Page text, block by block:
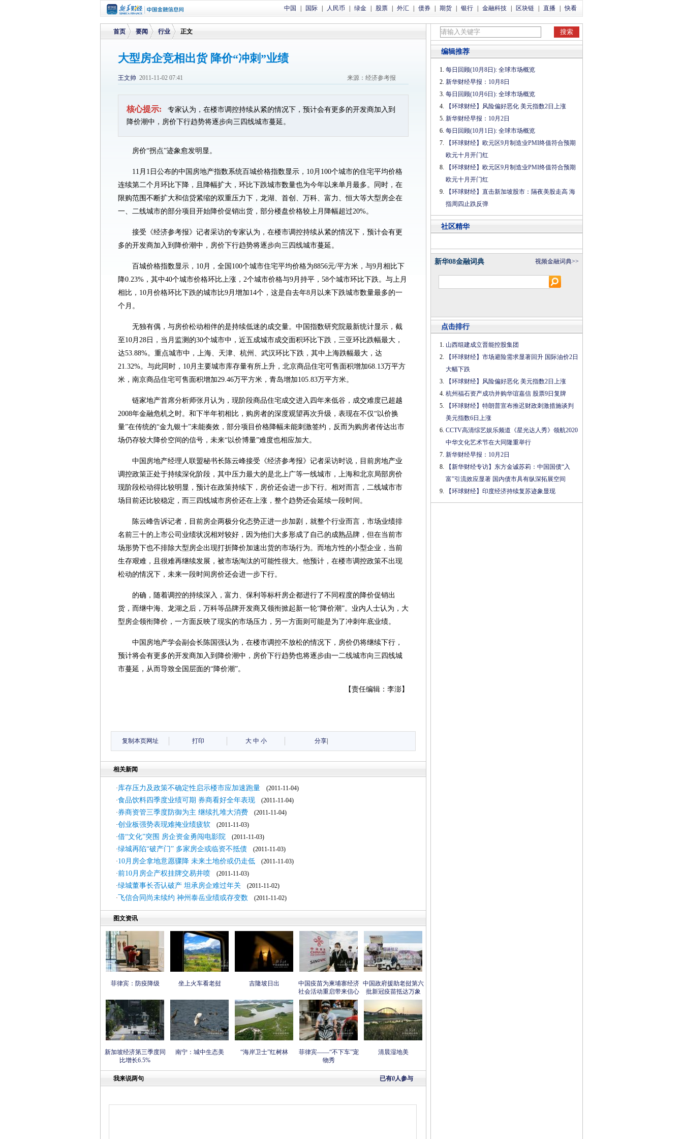
中国 国际 人民币 绿金 股票 外汇 债券 期货 银行 金融科技 区块链 直播 快看
首页
>
要闻
>
行业
>
正文
大型房企竞相出货 降价“冲刺”业绩
来源：经济参考报
王文帅 2011-11-02 07:41
核心提示:
专家认为，在楼市调控持续从紧的情况下，预计会有更多的开发商加入到
降价潮中，房价下行趋势将逐步向三四线城市蔓延。
房价“拐点”迹象愈发明显。
11月1日公布的中国房地产指数系统百城价格指数显示，10月100个城市的住宅平均价格
连续第二个月环比下降，且降幅扩大，环比下跌城市数量也为今年以来单月最多。同时，在
限购范围不断扩大和信贷紧缩的双重压力下，龙湖、首创、万科、富力、恒大等大型房企在
一、二线城市的部分项目开始降价促销出货，部分楼盘价格较上月降幅超过20%。
接受《经济参考报》记者采访的专家认为，在楼市调控持续从紧的情况下，预计会有更
多的开发商加入到降价潮中，房价下行趋势将逐步向三四线城市蔓延。
百城价格指数显示，10月，全国100个城市住宅平均价格为8856元/平方米，与9月相比下
降0.23%，其中40个城市价格环比上涨，2个城市价格与9月持平，58个城市环比下跌。与上月
相比，10月价格环比下跌的城市比9月增加14个，这是自去年8月以来下跌城市数量最多的一
个月。
无独有偶，与房价松动相伴的是持续低迷的成交量。中国指数研究院最新统计显示，截
至10月28日，当月监测的30个城市中，近五成城市成交面积环比下跌，三亚环比跌幅最大，
达53.88%。重点城市中，上海、天津、杭州、武汉环比下跌，其中上海跌幅最大，达
21.32%。与此同时，10月主要城市库存量有所上升，北京商品住宅可售面积增加68.13万平方
米，南京商品住宅可售面积增加29.46万平方米，青岛增加105.83万平方米。
链家地产首席分析师张月认为，现阶段商品住宅成交进入四年来低谷，成交难度已超越
2008年金融危机之时。和下半年初相比，购房者的深度观望再次升级，表现在不仅“以价换
量”在传统的“金九银十”未能奏效，部分项目价格降幅未能刺激签约，反而为购房者传达出市
场仍存较大降价空间的信号，未来“以价博量”难度也相应加大。
中国房地产经理人联盟秘书长陈云峰接受《经济参考报》记者采访时说，目前房地产业
调控政策正处于持续深化阶段，其中压力最大的是北上广等一线城市，上海和北京局部房价
现阶段松动得比较明显，预计在政策持续下，房价还会进一步下行。相对而言，二线城市市
场目前还比较稳定，而三四线城市房价还在上涨，整个趋势还会延续一段时间。
陈云峰告诉记者，目前房企两极分化态势正进一步加剧，就整个行业而言，市场业绩排
名前三十的上市公司业绩状况相对较好，因为他们大多形成了自己的成熟品牌，但在当前市
场形势下也不排除大型房企出现打折降价加速出货的市场行为。而地方性的小型企业，当前
生存艰难，且很难再继续发展，被市场淘汰的可能性很大。他预计，在楼市调控政策不出现
松动的情况下，未来一段时间房价还会进一步下行。
的确，随着调控的持续深入，富力、保利等标杆房企都进行了不同程度的降价促销出
货，而继中海、龙湖之后，万科等品牌开发商又领衔掀起新一轮“降价潮”。业内人士认为，大
型房企领衔降价，一方面反映了现实的市场压力，另一方面则可能是为了冲刺年底业绩。
中国房地产学会副会长陈国强认为，在楼市调控不放松的情况下，房价仍将继续下行，
预计将会有更多的开发商加入到降价潮中，房价下行趋势也将逐步由一二线城市向三四线城
市蔓延，从而导致全国层面的“降价潮”。
【责任编辑：李澎】
复制本页网址 打印 大 中 小 分享
相关新闻
·库存压力及政策不确定性启示楼市应加速跑量 (2011-11-04)
·食品饮料四季度业绩可期 券商看好全年表现 (2011-11-04)
·券商资管三季度防御为主 继续扎堆大消费 (2011-11-04)
·创业板强势表现难掩业绩疲软 (2011-11-03)
·借“文化”突围 房企资金勇闯电影院 (2011-11-03)
·绿城再陷“破产门” 多家房企或临资不抵债 (2011-11-03)
·10月房企拿地意愿骤降 未来土地价或仍走低 (2011-11-03)
·前10月房企产权挂牌交易井喷 (2011-11-03)
·绿城董事长否认破产 坦承房企难过年关 (2011-11-02)
· 飞信合同尚未续约 神州泰岳业绩或存变数 (2011-11-02)
图文资讯
菲律宾：防疫降级 坐上火车看老挝 吉隆坡日出
中国疫苗为柬埔寨经济
社会活动重启带来信心
中国政府援助老挝第六
批新冠疫苗抵达万象
新加坡经济第三季度同
比增长6.5%
南宁：城中生态美 “海岸卫士”红树林
菲律宾——“不下车”宠
物秀
清晨湿地美
已有0人参与
我来说两句
编辑推荐
每日回顾(10月8日): 全球市场概览
新华财经早报：10月8日
每日回顾(10月6日): 全球市场概览
【环球财经】风险偏好恶化 美元指数2日上涨
新华财经早报：10月2日
每日回顾(10月1日): 全球市场概览
【环球财经】欧元区9月制造业PMI终值符合预期
欧元十月开门红
【环球财经】欧元区9月制造业PMI终值符合预期
欧元十月开门红
【环球财经】直击新加坡股市：隔夜美股走高 海
指周四止跌反弹
社区精华
新华08金融词典 视频金融词典>>
点击排行
山西组建成立晋能控股集团
【环球财经】市场避险需求显著回升 国际油价2日
大幅下跌
【环球财经】风险偏好恶化 美元指数2日上涨
杭州福石资产成功并购华谊嘉信 股票9日复牌
【环球财经】特朗普宣布推迟财政刺激措施谈判
美元指数6日上涨
CCTV高清综艺娱乐频道《星光达人秀》领航2020
中华文化艺术节在大同隆重举行
新华财经早报：10月2日
【新华财经专访】东方金诚苏莉：中国国债“入
富”引流效应显著 国内债市具有纵深拓展空间
【环球财经】印度经济持续复苏迹象显现